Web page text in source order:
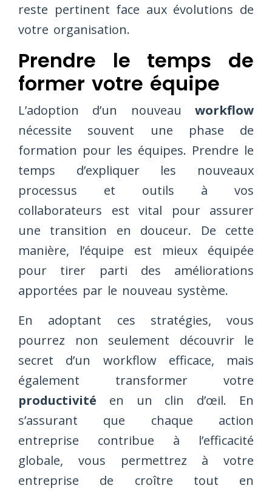
reste pertinent face aux évolutions de
votre organisation.
Prendre le temps de
former votre équipe
L’adoption d’un nouveau workflow
nécessite souvent une phase de
formation pour les équipes. Prendre le
temps d’expliquer les nouveaux
processus et outils à vos
collaborateurs est vital pour assurer
une transition en douceur. De cette
manière, l’équipe est mieux équipée
pour tirer parti des améliorations
apportées par le nouveau système.
En adoptant ces stratégies, vous
pourrez non seulement découvrir le
secret d’un workflow efficace, mais
également transformer votre
productivité en un clin d’œil. En
s’assurant que chaque action
entreprise contribue à l’efficacité
globale, vous permettrez à votre
entreprise de croître tout en